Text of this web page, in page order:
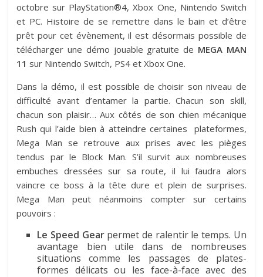
octobre sur PlayStation®4, Xbox One, Nintendo Switch
et PC. Histoire de se remettre dans le bain et d’être
prêt pour cet évènement, il est désormais possible de
télécharger une démo jouable gratuite de MEGA MAN
11 sur Nintendo Switch, PS4 et Xbox One.
Dans la démo, il est possible de choisir son niveau de
difficulté avant d’entamer la partie. Chacun son skill,
chacun son plaisir… Aux côtés de son chien mécanique
Rush qui l’aide bien à atteindre certaines plateformes,
Mega Man se retrouve aux prises avec les pièges
tendus par le Block Man. S’il survit aux nombreuses
embuches dressées sur sa route, il lui faudra alors
vaincre ce boss à la tête dure et plein de surprises.
Mega Man peut néanmoins compter sur certains
pouvoirs :
Le Speed Gearpermet de ralentir le temps. Un
avantage bien utile dans de nombreuses
situations comme les passages de plates-
formes délicats ou les face-à-face avec des